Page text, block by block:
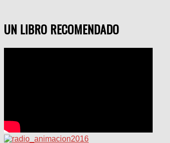
UN LIBRO RECOMENDADO